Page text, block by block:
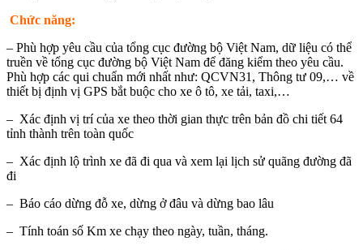
Chức năng:
– Phù hợp yêu cầu của tổng cục đường bộ Việt Nam, dữ liệu có thể
truền về tổng cục đường bộ Việt Nam để đăng kiểm theo yêu cầu.
Phù hợp các qui chuẩn mới nhất như: QCVN31, Thông tư 09,… về
thiết bị định vị GPS bắt buộc cho xe ô tô, xe tải, taxi,…
– Xác định vị trí của xe theo thời gian thực trên bản đồ chi tiết 64
tỉnh thành trên toàn quốc
– Xác định lộ trình xe đã đi qua và xem lại lịch sử quãng đường đã
đi
– Báo cáo dừng đỗ xe, dừng ở đâu và dừng bao lâu
– Tính toán số Km xe chạy theo ngày, tuần, tháng.